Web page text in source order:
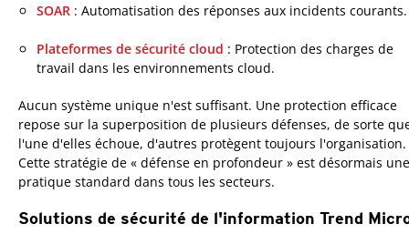
SOAR : Automatisation des réponses aux incidents courants.
Plateformes de sécurité cloud : Protection des charges de
travail dans les environnements cloud.
Aucun système unique n'est suffisant. Une protection efficace
repose sur la superposition de plusieurs défenses, de sorte
l'une d'elles échoue, d'autres protègent toujours l'organisation.
Cette stratégie de « défense en profondeur » est désormais une
pratique standard dans tous les secteurs.
Solutions de sécurité de l'information Trend